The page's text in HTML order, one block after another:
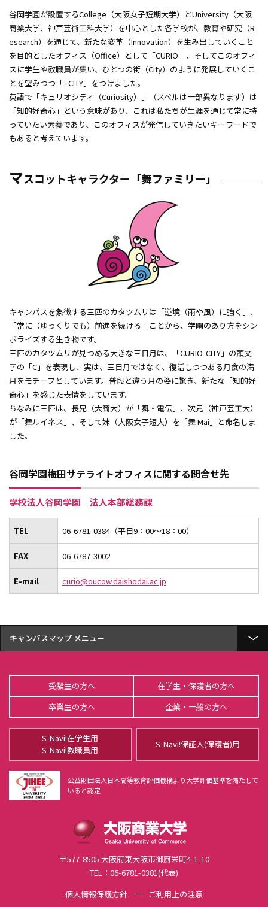
谷岡学園が設置するCollege（大阪女子短期大学）とUniversity（大阪
商業大学、神戸芸術工科大学）を中心とした各学校が、教育や研究（R
esearch）を通じて、新たな変革（Innovation）を生み出していくこと
を目的としたオフィス（Office）として「CURIO」、そしてこのオフィ
スに学生や教職員が集い、ひとつの街（City）のように発展していくこ
とを望みつつ「- CITY」をつけました。
英語で「キュリオシティ（Curiosity）」（スペルは一部異なります）は
「知的好奇心」という意味があり、これは私たちが生涯を通じて常に持
っていたい素養であり、このオフィスが発信していきたいキーワードで
もあると考えています。
マスコットキャラクター「舞ファミリー」
キャンパスを象徴する三匹のカタツムリは「逆境（雨や風）に強く」、
「常に（ゆっくりでも）前進を続ける」ことから、学園のあり方をシン
ボライズする生き物です。
三匹のカタツムリが見つめる大きな三日月は、「CURIO-CITY」の頭文
字の「C」を表現し、実は、三日月ではなく、復活しつつある月食の満
月をモチーフとしています。普段と違う月の姿に驚き、新たな「知的好
奇心」を感じた表情をしています。
ちなみに三匹は、長兄（大商大）が「舞・電伝」、次兄（神戸芸工大）
が「舞ルイネス」、そして妹（大阪女子短大）を「舞 Mai」と命名しま
した。
谷岡学園梅田サテライトオフィスに関する問合せ先
学校法人谷岡学園 法人本部総務課
TEL 06-6781-0384（平日9：00～18：00）
FAX 06-6787-3002
E-mail curio@oucow.daishodai.ac.jp
キャンパスマップ
ユニバーシティホール蒼天
谷岡記念館
5号館
〒577-8505 大阪府東大阪市御厨栄町4-1-10
TEL：06-6781-0381(代表)
個人情報保護方針
ご利用上の注意
受験生の方へ
在学生・保護者の方へ
卒業生の方へ
企業・一般の方へ
S-Navi!在学生用
S-Navi!教職員用
S-Navi!保証人(保護者)用
公益財団法人日本高等教育評価機構より大学評価基準を満たして
いると認定